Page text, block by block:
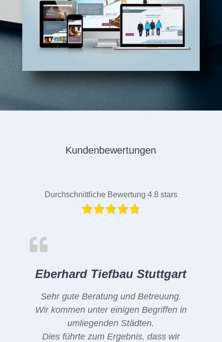
Kundenbewertungen
Durchschnittliche Bewertung 4.8 stars
Eberhard Tiefbau Stuttgart
Sehr gute Beratung und Betreuung.
Wir kommen unter einigen Begriffen in
umliegenden Städten.
Dies führte zum Ergebnis, dass wir